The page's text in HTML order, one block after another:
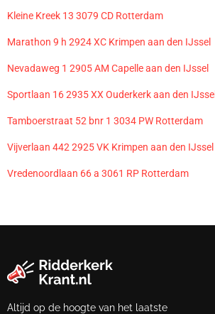
Kleine Kreek 13 3079 CD Rotterdam
Marathon 9 h 2924 XC Krimpen aan den IJssel
Nevadaweg 1 2905 AM Capelle aan den IJssel
Sportlaan 16 2935 XX Ouderkerk aan den IJssel
Tamboerstraat 52 bnr 1 3034 PW Rotterdam
Vijverlaan 442 2925 VK Krimpen aan den IJssel
Vredenoordlaan 66 a 3061 RP Rotterdam
Altijd op de hoogte van het laatste